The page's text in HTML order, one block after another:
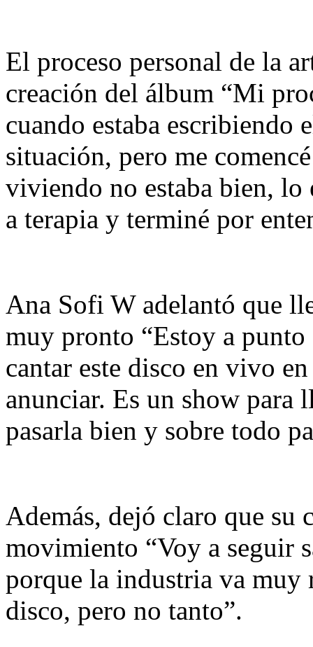
El proceso personal de la
creación del álbum “Mi
cuando estaba escribiendo
situación, pero me
viviendo no estaba bien,
a terapia y terminé por
Ana Sofi W adelantó que
muy pronto “Estoy a
cantar este disco en vivo
anunciar. Es un show para
pasarla bien y sobre todo
Además, dejó claro que su
movimiento “Voy a seguir
porque la industria va muy
disco, pero no tanto”.